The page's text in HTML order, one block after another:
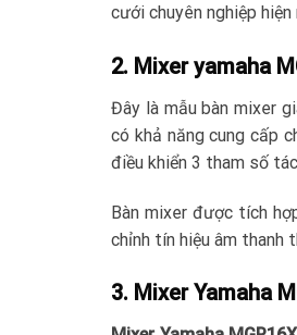
cưới chuyên nghiệp hiện
2. Mixer yamaha
Đây là mẫu bàn mixer
có khả năng cung cấp
điều khiển 3 tham số
Bàn mixer được tích
chỉnh tín hiệu âm thanh
3. Mixer Yamaha